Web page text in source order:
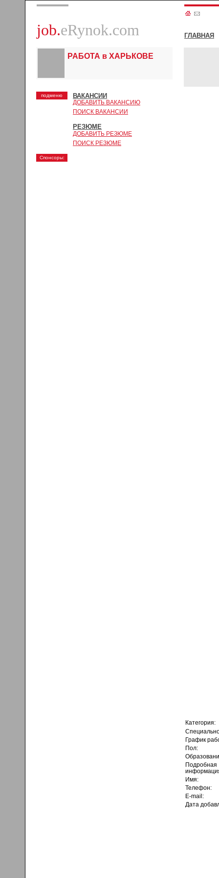
job.eRynok.com ГЛАВНАЯ
РАБОТА в ХАРЬКОВЕ
подменю ВАКАНСИИ
ДОБАВИТЬ ВАКАНСИЮ
ПОИСК ВАКАНСИИ
РЕЗЮМЕ
ДОБАВИТЬ РЕЗЮМЕ
ПОИСК РЕЗЮМЕ
Спонсоры:
Категория:
График
Пол:
Подробная
Имя:
Телефон:
E-mail:
Дата